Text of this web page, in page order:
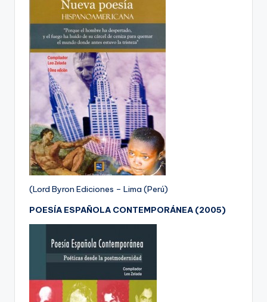
(Lord Byron Ediciones – Lima (Perú)
POESÍA ESPAÑOLA CONTEMPORÁNEA (2005)